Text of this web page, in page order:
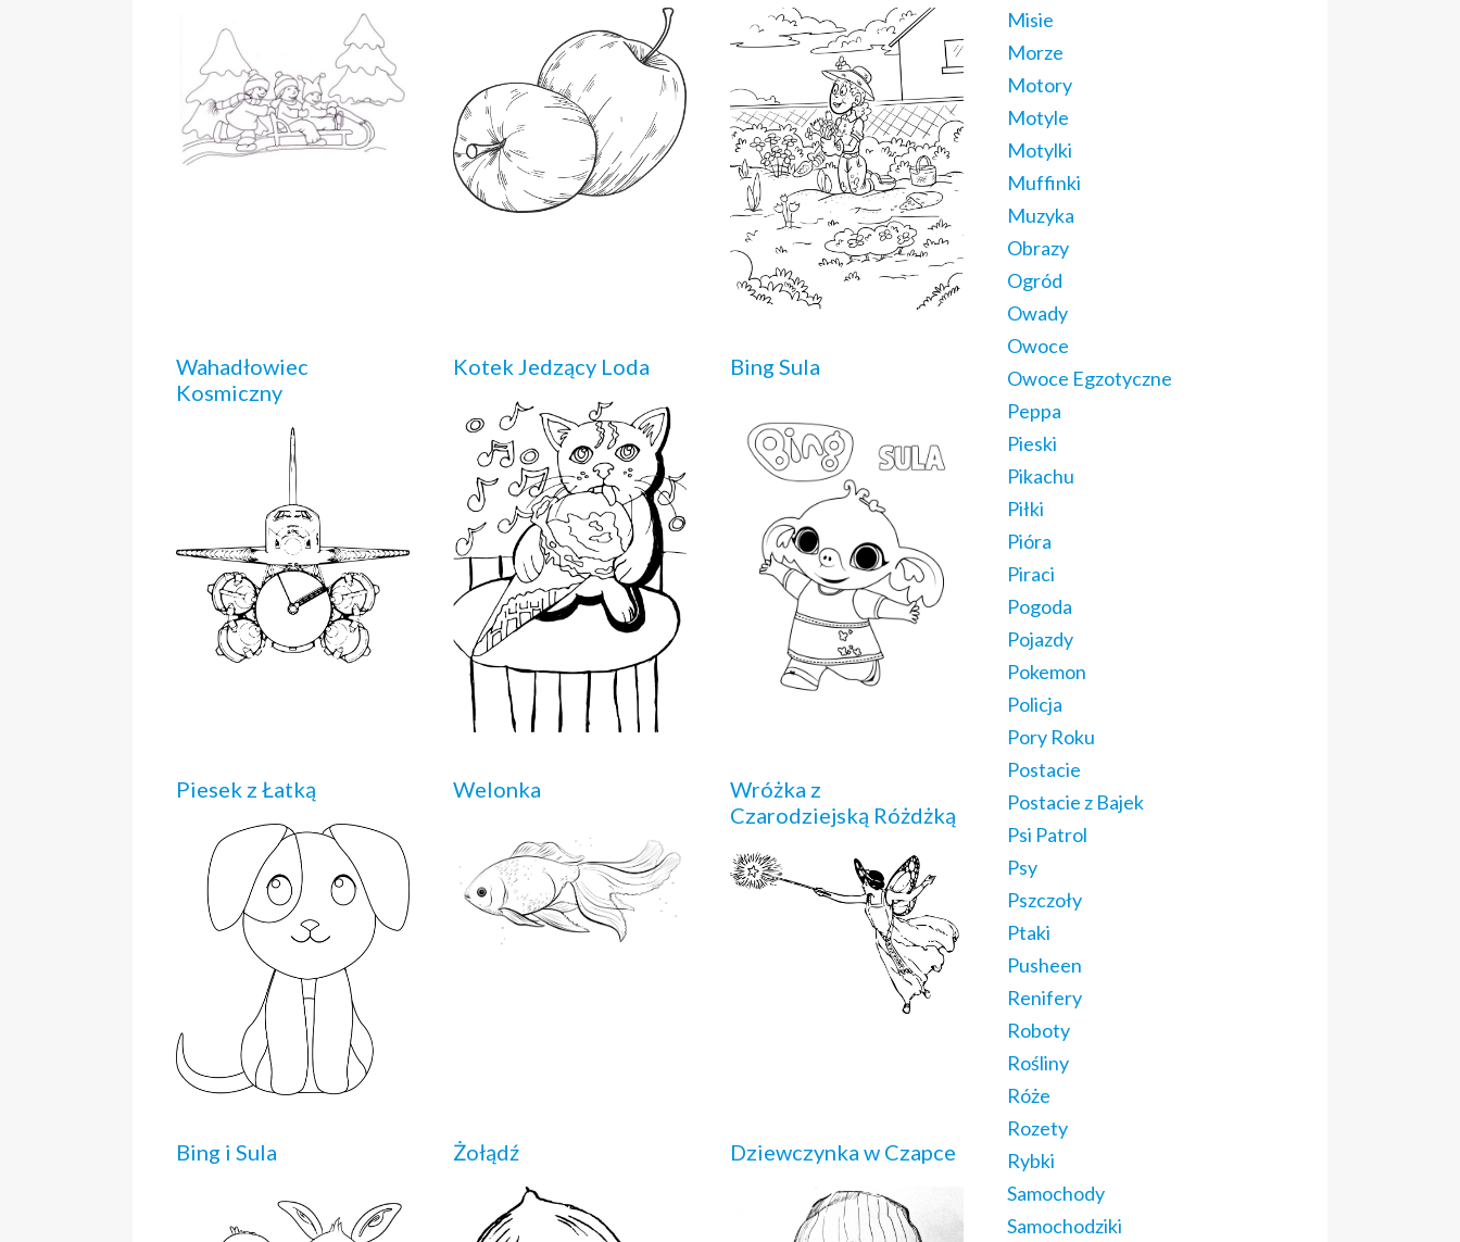
Wahadłowiec
Kosmiczny
Kotek Jedzący Loda Bing Sula
Piesek z Łatką Welonka
Wróżka z
Czarodziejską Różdżką
Bing i Sula Żołądź Dziewczynka w Czapce
Misie
Morze
Motory
Motyle
Motylki
Muffinki
Muzyka
Obrazy
Ogród
Owady
Owoce
Owoce Egzotyczne
Peppa
Pieski
Pikachu
Piłki
Pióra
Piraci
Pogoda
Pojazdy
Pokemon
Policja
Pory Roku
Postacie
Postacie z Bajek
Psi Patrol
Psy
Pszczoły
Ptaki
Pusheen
Renifery
Roboty
Rośliny
Róże
Rozety
Rybki
Samochody
Samochodziki